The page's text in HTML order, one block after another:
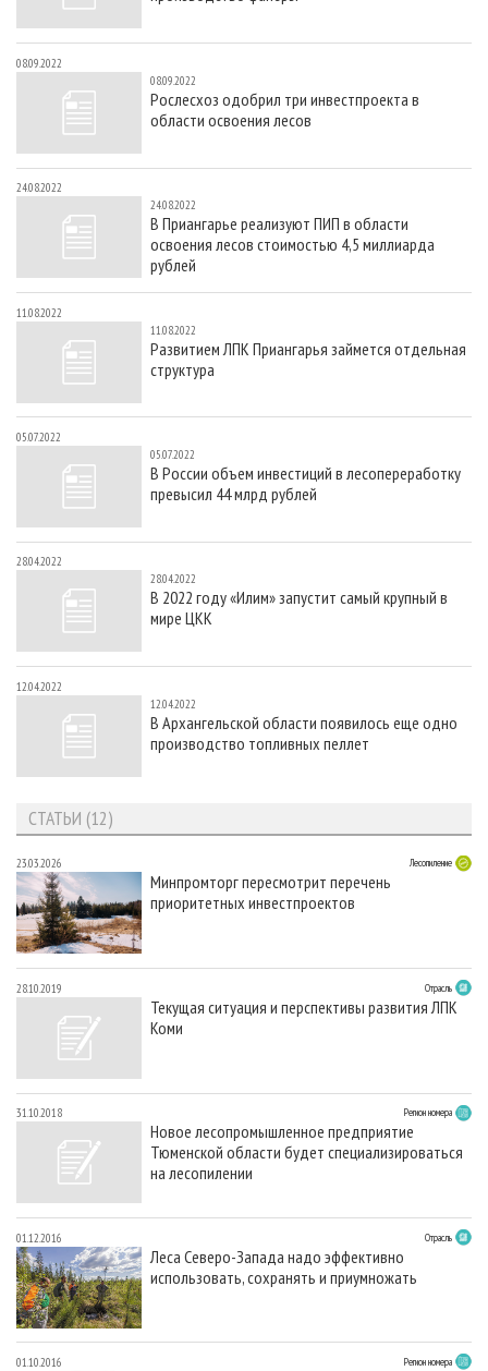
08.09.2022
08.09.2022
Рослесхоз одобрил три инвестпроекта в
области освоения лесов
24.08.2022
24.08.2022
В Приангарье реализуют ПИП в области
освоения лесов стоимостью 4,5 миллиарда
рублей
11.08.2022
11.08.2022
Развитием ЛПК Приангарья займется отдельная
структура
05.07.2022
05.07.2022
В России объем инвестиций в лесопереработку
превысил 44 млрд рублей
28.04.2022
28.04.2022
В 2022 году «Илим» запустит самый крупный в
мире ЦКК
12.04.2022
12.04.2022
В Архангельской области появилось еще одно
производство топливных пеллет
СТАТЬИ (12)
23.03.2026 Лесопиление
Минпромторг пересмотрит перечень
приоритетных инвестпроектов
28.10.2019 Отрасль
Текущая ситуация и перспективы развития ЛПК
Коми
31.10.2018 Регион номера
Новое лесопромышленное предприятие
Тюменской области будет специализироваться
на лесопилении
01.12.2016 Отрасль
Леса Северо-Запада надо эффективно
использовать, сохранять и приумножать
01.10.2016 Регион номера